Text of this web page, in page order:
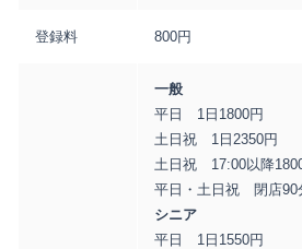
登録料 800円
一般
平日 1日1800円
土日祝 1日2350円
土日祝 17:00以降
平日・土日祝 閉店90
シニア
平日 1日1550円